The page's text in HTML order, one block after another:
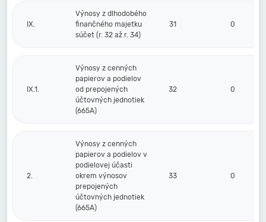
IX.
Výnosy z dlhodobého
finančného majetku
súčet (r. 32 až r. 34)
31 0
IX.1.
Výnosy z cenných
papierov a podielov
od prepojených
účtovných jednotiek
(665A)
32 0
2.
Výnosy z cenných
papierov a podielov v
podielovej účasti
okrem výnosov
prepojených
účtovných jednotiek
(665A)
33 0